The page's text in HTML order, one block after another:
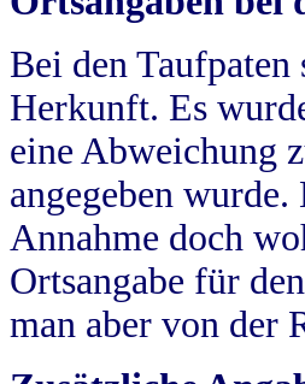
Bei den
Herkunft. Es
eine Abweichung
angegeben
Annahme doch
Ortsangabe für
man aber von der